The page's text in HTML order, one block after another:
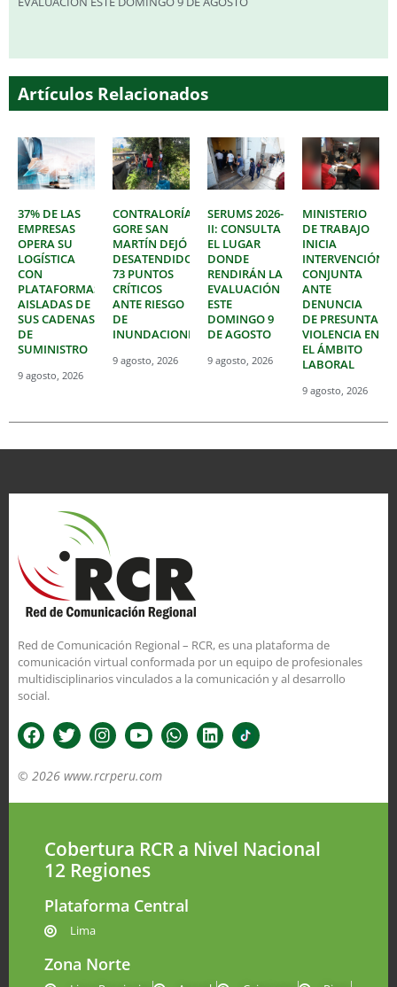
Artículos Relacionados
37% DE LAS
EMPRESAS
OPERA SU
LOGÍSTICA
CON
PLATAFORMAS
AISLADAS DE
SUS CADENAS
DE
SUMINISTRO
9 agosto, 2026
CONTRALORÍA:
GORE SAN
MARTÍN DEJÓ
DESATENDIDOS
73 PUNTOS
CRÍTICOS
ANTE RIESGO
DE
INUNDACIONES
9 agosto, 2026
SERUMS 2026-
II: CONSULTA
EL LUGAR
DONDE
RENDIRÁN LA
EVALUACIÓN
ESTE
DOMINGO 9
DE AGOSTO
9 agosto, 2026
MINISTERIO
DE TRABAJO
INICIA
INTERVENCIÓN
CONJUNTA
ANTE
DENUNCIA
DE PRESUNTA
VIOLENCIA EN
EL ÁMBITO
LABORAL
9 agosto, 2026
Red de Comunicación Regional – RCR, es una plataforma de
comunicación virtual conformada por un equipo de profesionales
multidisciplinarios vinculados a la comunicación y al desarrollo
social.
© 2026 www.rcrperu.com
Cobertura RCR a Nivel Nacional
12 Regiones
Plataforma Central
Lima
Zona Norte